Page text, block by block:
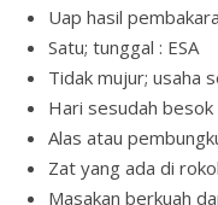
Uap hasil
Satu; tunggal : ESA
Tidak mujur; usaha
Hari sesudah besok
Alas atau
Zat yang ada di
Masakan berkuah